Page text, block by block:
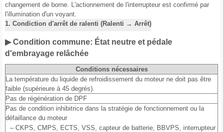
changement de borne. L'actionnement de l'interrupteur est confirmé par
l'illumination d'un voyant.
1. Condiction d'arrêt de ralenti (Ralenti → Arrêt)
▶ Condition commune: État neutre et pédale
d'embrayage relâchée
Conditions nécessaires
La température du liquide de refroidissement du moteur ne doit pas être
faible (supérieure à 45 degrés).
Pas de régénération de DPF
Pas de condition inhibitrice dans la stratégie de fonctionnement ou la
défaillance du moteur
– CKPS, CMPS, ECTS, VSS, capteur de batterie, BBVPS, interrupteur